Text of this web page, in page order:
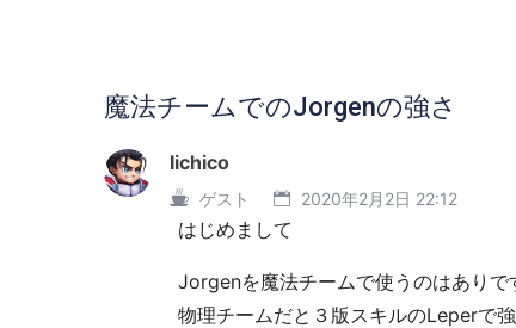
魔法チームでのJorgenの強さ
Iichico
ゲスト 2020年2月2日 22:12
はじめまして
Jorgenを魔法チームで使うのはありで
物理チームだと３版スキルのLeperで